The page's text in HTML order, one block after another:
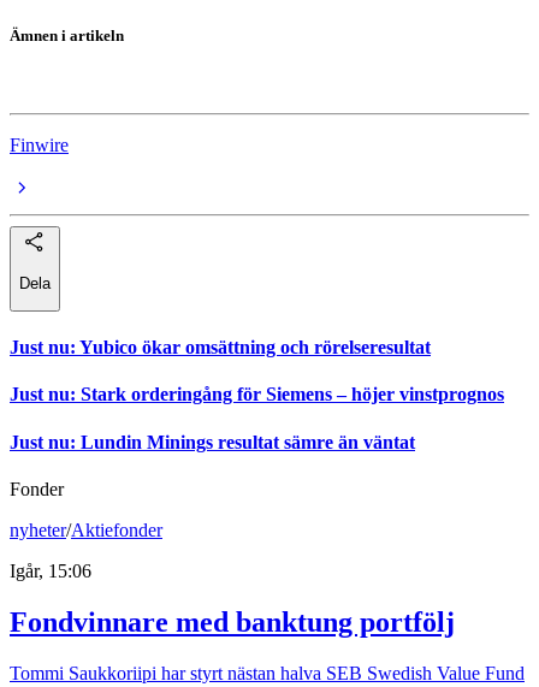
Ämnen i artikeln
Finwire
Dela
Just nu: Yubico ökar omsättning och rörelseresultat
Just nu: Stark orderingång för Siemens – höjer vinstprognos
Just nu: Lundin Minings resultat sämre än väntat
Fonder
nyheter/Aktiefonder
Igår, 15:06
Fondvinnare med banktung portfölj
Tommi Saukkoriipi har styrt nästan halva SEB Swedish Value Fund